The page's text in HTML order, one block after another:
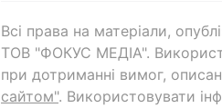
Всі права на матеріали,
ТОВ "ФОКУС МЕДІА".
при дотриманні вимог,
сайтом". Використовувати